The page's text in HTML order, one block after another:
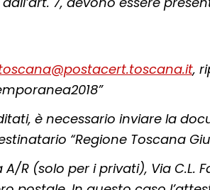
,
è necessario inviare la
“Regione Toscana
R (solo per i privati), Via C.L.